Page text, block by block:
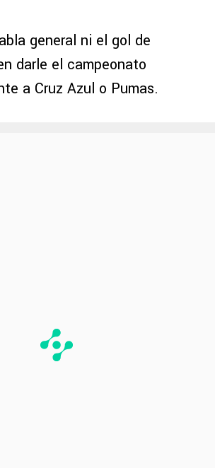
general ni el gol de
darle el campeonato
a Cruz Azul o Pumas.